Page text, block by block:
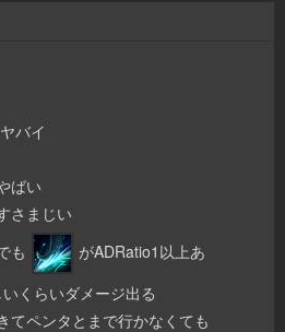
バイ
ばい
さまじい
も
がADRatio1以上あ
くらいダメージ出る
てペンタとまで行かなくても